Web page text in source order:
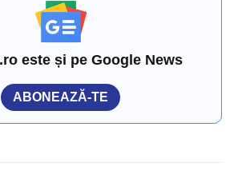
este și pe Google News
ABONEAZĂ-TE